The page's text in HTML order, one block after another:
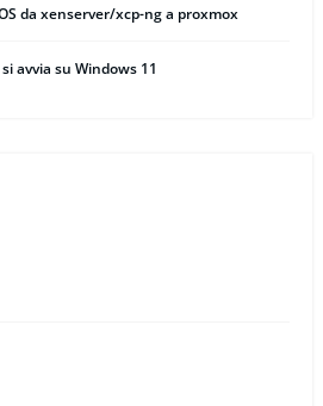
da xenserver/xcp-ng a proxmox
avvia su Windows 11